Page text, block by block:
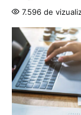
7.596 de